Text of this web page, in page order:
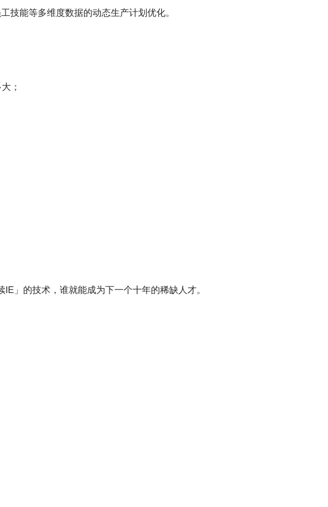
技能等多维度数据的动态生产计划优化。
；
」的技术，谁就能成为下一个十年的稀缺人才。